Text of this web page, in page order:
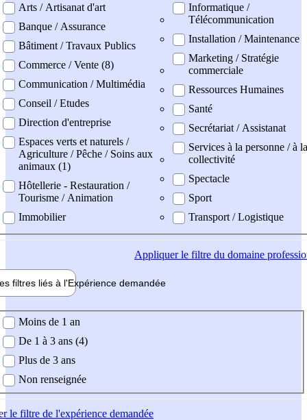
Arts / Artisanat d'art
Banque / Assurance
Bâtiment / Travaux Publics
Commerce / Vente (8)
Communication / Multimédia
Conseil / Etudes
Direction d'entreprise
Espaces verts et naturels /
Agriculture / Pêche / Soins aux
animaux (1)
Hôtellerie - Restauration /
Tourisme / Animation
Immobilier
Informatique /
Télécommunication
Installation / Maintenance
Marketing / Stratégie
commerciale
Ressources Humaines
Santé
Secrétariat / Assistanat
Services à la personne / à la
collectivité
Spectacle
Sport
Transport / Logistique
Appliquerle filtre du domaine
filtres liés à l'Expérience demandée
demandée
Moins de 1 an
De 1 à 3 ans (4)
Plus de 3 ans
Non renseignée
le filtre de l'expérience demandée